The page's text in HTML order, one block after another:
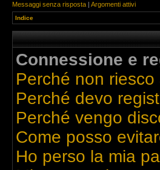
Messaggi senza risposta | Argomenti attivi
Indice
Connessione e
Perché non
Perché devo
Perché vengo
Come posso
Ho perso la mia